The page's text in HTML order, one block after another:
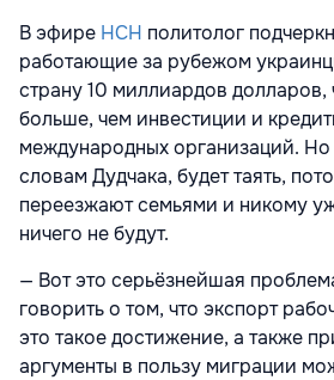
В эфире НСН политолог
работающие за рубежом
страну 10 миллиардов
больше, чем инвестиции и
международных организаций. Но
словам Дудчака, будет таять,
переезжают семьями и никому
ничего не будут.
— Вот это серьёзнейшая
говорить о том, что экспорт
это такое достижение, а также
аргументы в пользу миграции